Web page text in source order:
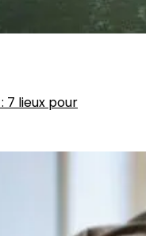
: 7 lieux pour